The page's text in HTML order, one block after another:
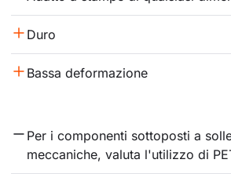
Duro
Bassa deformazione
Per i componenti sottoposti a
meccaniche, valuta l'utilizzo di